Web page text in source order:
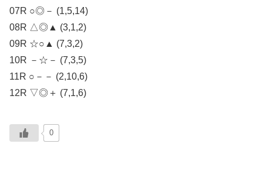
07R ○◎－ (1,5,14)
08R △◎▲ (3,1,2)
09R ☆○▲ (7,3,2)
10R －☆－ (7,3,5)
11R ○－－ (2,10,6)
12R ▽◎＋ (7,1,6)
0